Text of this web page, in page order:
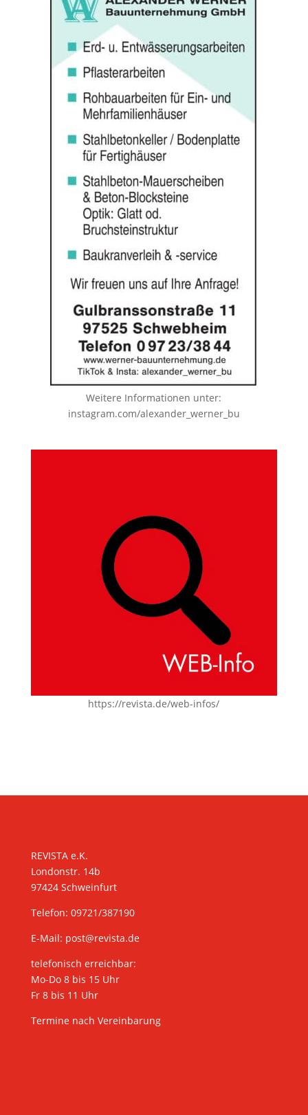
Weitere Informationen unter:
instagram.com/alexander_werner_bu
https://revista.de/web-infos/
REVISTA e.K.
Londonstr. 14b
97424 Schweinfurt
Telefon: 09721/387190
E-Mail: post@revista.de
telefonisch erreichbar:
Mo-Do 8 bis 15 Uhr
Fr 8 bis 11 Uhr
Termine nach Vereinbarung